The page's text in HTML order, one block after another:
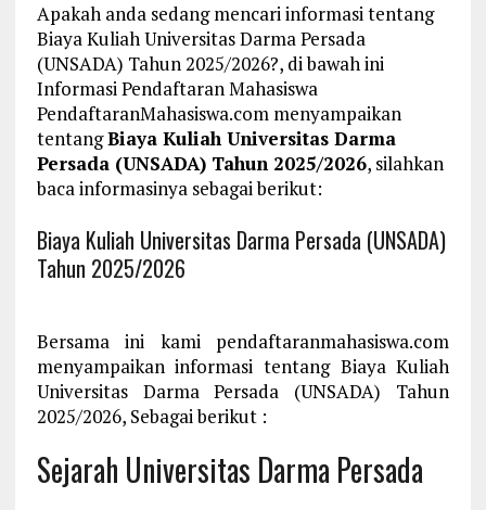
Apakah anda sedang mencari informasi tentang
Biaya Kuliah Universitas Darma Persada
(UNSADA) Tahun 2025/2026?, di bawah ini
Informasi Pendaftaran Mahasiswa
PendaftaranMahasiswa.com menyampaikan
tentangBiaya Kuliah Universitas Darma
Persada (UNSADA) Tahun 2025/2026, silahkan
baca informasinya sebagai berikut:
Biaya Kuliah Universitas Darma Persada (UNSADA)
Tahun 2025/2026
Bersama ini kami pendaftaranmahasiswa.com
menyampaikan informasi tentang Biaya Kuliah
Universitas Darma Persada (UNSADA) Tahun
2025/2026, Sebagai berikut :
Sejarah Universitas Darma Persada